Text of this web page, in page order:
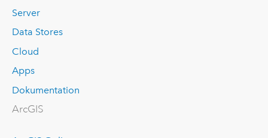
Server
Data Stores
Cloud
Apps
Dokumentation
ArcGIS